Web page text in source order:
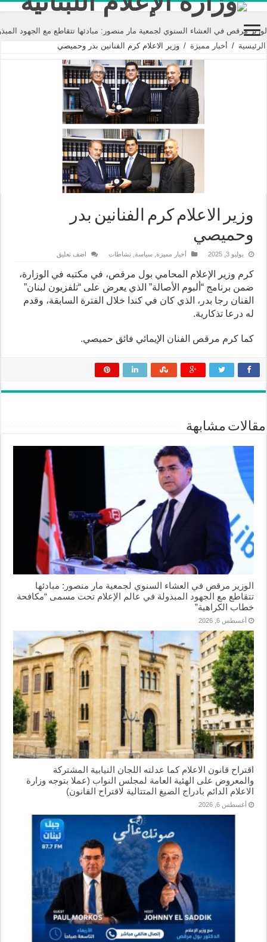
في العشاء السنوي لجمعية مار منصور: مبادئها تتقاطع مع الجهود المبذولة في
الرئيسية / أخبار مميزة / وزير الاعلام كرم الفنانين بدر وحميصي
وزير الاعلام كرم الفنانين بدر
وحميصي
يوليو 3, 2025 أخبار مميزة ,سياسة نشاطات اضف تعليق
كرم وزير الإعلام المحامي بول مرقص، في مكتبه في الوزارة،
ضمن برنامج “ألبوم الأصالة” الذي يعرض على “تلفزيون لبنان”
الفنان رجا بدر، الذي كان في كندا خلال الفترة السابقة، وقدم
له درعا تذكارية.
كما كرم مرقص الفنان الإيمائي فائق حميصي.
مقالات مشابهة
الوزير مرقص في العشاء السنوي لجمعية مار منصور: مبادئها
تتقاطع مع الجهود المبذولة في عالم الإعلام تحت مسمى “مكافحة
خطاب الكراهية”
أغسطس 6, 2026
اقتراح قانون الاعلام كما عدلته اللجان النيابية المشتركة
والمعروض على الهئية العامة لمجلس النواب (عملا بتوجه وزارة
الاعلام الدائم بادراج الصيغ المتتالية لاقتراح القانون)
أغسطس 6, 2026